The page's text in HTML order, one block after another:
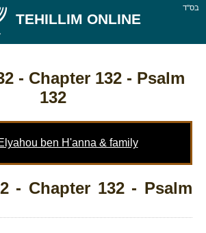
בס''ד
TEHILLIM ONLINE
- Chapter 132 - Psalm
132
ben H'anna & family
- Chapter 132 - Psalm